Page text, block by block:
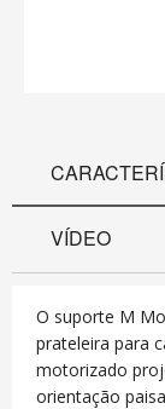
VÍDEO
O suporte M
prateleira para
motorizado
orientação